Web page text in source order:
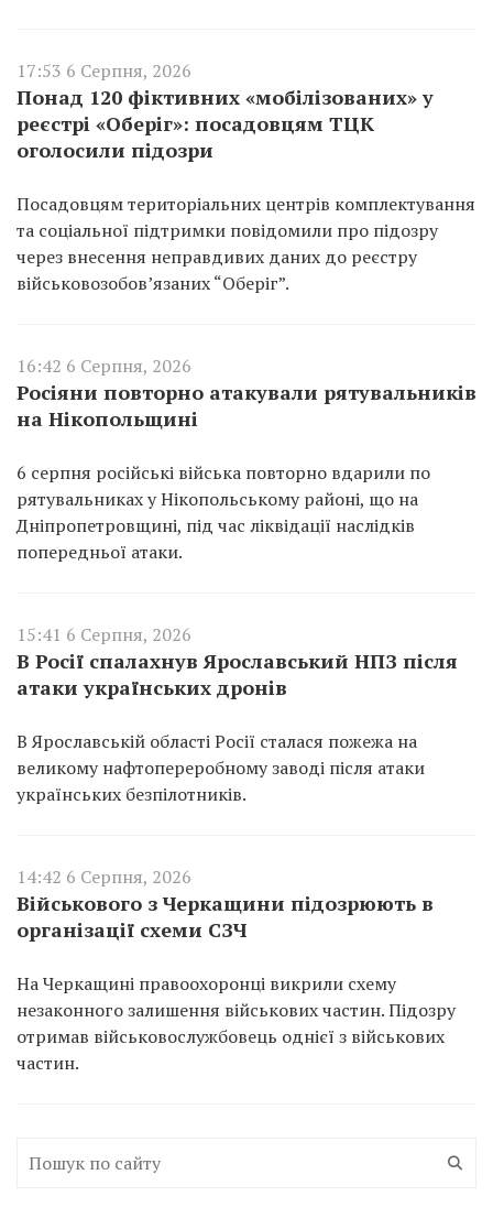
17:53 6 Серпня, 2026
Понад 120 фіктивних «мобілізованих» у
реєстрі «Оберіг»: посадовцям ТЦК
оголосили підозри
Посадовцям територіальних центрів комплектування
та соціальної підтримки повідомили про підозру
через внесення неправдивих даних до реєстру
військовозобов’язаних “Оберіг”.
16:42 6 Серпня, 2026
Росіяни повторно атакували рятувальників
на Нікопольщині
6 серпня російські війська повторно вдарили по
рятувальниках у Нікопольському районі, що на
Дніпропетровщині, під час ліквідації наслідків
попередньої атаки.
15:41 6 Серпня, 2026
В Росії спалахнув Ярославський НПЗ після
атаки українських дронів
В Ярославській області Росії сталася пожежа на
великому нафтопереробному заводі після атаки
українських безпілотників.
14:42 6 Серпня, 2026
Військового з Черкащини підозрюють в
організації схеми СЗЧ
На Черкащині правоохоронці викрили схему
незаконного залишення військових частин. Підозру
отримав військовослужбовець однієї з військових
частин.